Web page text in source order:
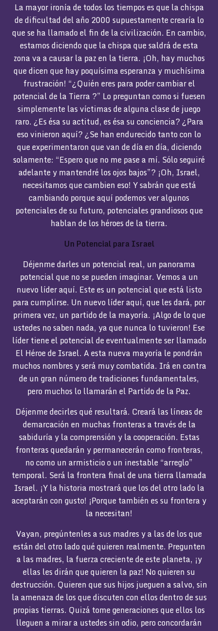
La mayor ironía de todos los tiempos es que la chispa
de dificultad del año 2000 supuestamente crearía lo
que se ha llamado el fin de la civilización. En cambio,
estamos diciendo que la chispa que saldrá de esta
zona va a causar la paz en la tierra. ¡Oh, hay muchos
que dicen que hay poquísima esperanza y muchísima
frustración! “¿Quién eres para poder cambiar el
potencial de la Tierra ?” Lo preguntan como si fuesen
simplemente las víctimas de alguna clase de juego
raro. ¿Es ésa su actitud, es ésa su conciencia? ¿Para
eso vinieron aquí? ¿Se han endurecido tanto con lo
que experimentaron que van de día en día, diciendo
solamente: “Espero que no me pase a mí. Sólo seguiré
adelante y mantendré los ojos bajos”? ¡Oh, Israel,
necesitamos que cambien eso! Y sabrán que está
cambiando porque aquí podemos ver algunos
potenciales de su futuro, potenciales grandiosos que
hablan de los héroes de la tierra.
Un Potencial para Israel
Déjenme darles un potencial real, un panorama
potencial que no se pueden imaginar. Vemos a un
nuevo líder aquí. Este es un potencial que está listo
para cumplirse. Un nuevo líder aquí, que les dará, por
primera vez, un partido de la mayoría. ¡Algo de lo que
ustedes no saben nada, ya que nunca lo tuvieron! Ese
líder tiene el potencial de eventualmente ser llamado
El Héroe de Israel. A esta nueva mayoría le pondrán
muchos nombres y será muy combatida. Irá en contra
de un gran número de tradiciones fundamentales,
pero muchos lo llamarán el Partido de la Paz.
Déjenme decirles qué resultará. Creará las líneas de
demarcación en muchas fronteras a través de la
sabiduría y la comprensión y la cooperación. Estas
fronteras quedarán y permanecerán como fronteras,
no como un armisticio o un inestable “arreglo”
temporal. Será la frontera final de una tierra llamada
Israel. ¡Y la historia mostrará que los del otro lado la
aceptarán con gusto! ¡Porque también es su frontera y
la necesitan!
Vayan, pregúntenles a sus madres y a las de los que
están del otro lado qué quieren realmente. Pregunten
a las madres, la fuerza creciente de este planeta, ¡y
ellas les dirán que quieren la paz! No quieren su
destrucción. Quieren que sus hijos jueguen a salvo, sin
la amenaza de los que discuten con ellos dentro de sus
propias tierras. Quizá tome generaciones que ellos los
lleguen a mirar a ustedes sin odio, pero concordarán